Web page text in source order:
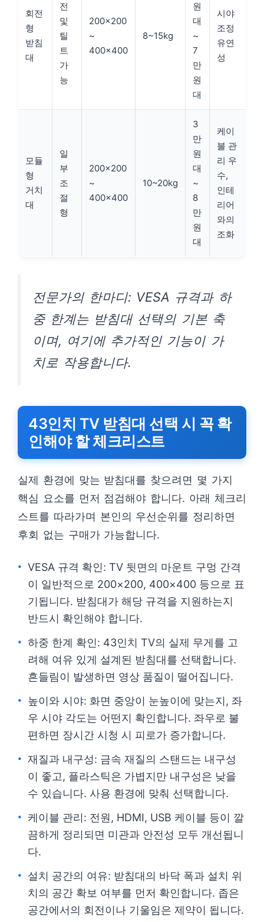
회전
형
받침
대
전
및
틸
트
가
능
200×200
~
400×400
8~15kg
원
대
~
7
만
원
대
시야
조정
유연
성
모듈
형
거치
대
일
부
조
절
형
200×200
~
400×400
10~20kg
3
만
원
대
~
8
만
원
대
케이
블 관
리 우
수,
인테
리어
와의
조화
전문가의 한마디: VESA 규격과 하
중 한계는 받침대 선택의 기본 축
이며, 여기에 추가적인 기능이 가
치로 작용합니다.
43인치 TV 받침대 선택 시 꼭 확
인해야 할 체크리스트
실제 환경에 맞는 받침대를 찾으려면 몇 가지
핵심 요소를 먼저 점검해야 합니다. 아래 체크리
스트를 따라가며 본인의 우선순위를 정리하면
후회 없는 구매가 가능합니다.
VESA 규격 확인: TV 뒷면의 마운트 구멍 간격
이 일반적으로 200×200, 400×400 등으로 표
기됩니다. 받침대가 해당 규격을 지원하는지
반드시 확인해야 합니다.
하중 한계 확인: 43인치 TV의 실제 무게를 고
려해 여유 있게 설계된 받침대를 선택합니다.
흔들림이 발생하면 영상 품질이 떨어집니다.
높이와 시야: 화면 중앙이 눈높이에 맞는지, 좌
우 시야 각도는 어떤지 확인합니다. 좌우로 불
편하면 장시간 시청 시 피로가 증가합니다.
재질과 내구성: 금속 재질의 스탠드는 내구성
이 좋고, 플라스틱은 가볍지만 내구성은 낮을
수 있습니다. 사용 환경에 맞춰 선택합니다.
케이블 관리: 전원, HDMI, USB 케이블 등이 깔
끔하게 정리되면 미관과 안전성 모두 개선됩니
다.
설치 공간의 여유: 받침대의 바닥 폭과 설치 위
치의 공간 확보 여부를 먼저 확인합니다. 좁은
공간에서의 회전이나 기울임은 제약이 됩니다.